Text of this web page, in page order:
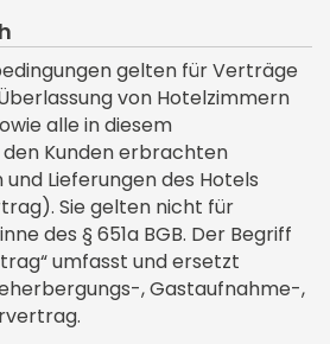
gelten für Verträge
von Hotelzimmern
alle in diesem
Kunden erbrachten
Lieferungen des Hotels
Sie gelten nicht für
des § 651a BGB. Der Begriff
umfasst und ersetzt
, Gastaufnahme-,